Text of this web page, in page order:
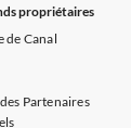
propriétaires
de Canal
Partenaires